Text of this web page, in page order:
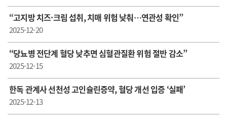
“고지방 치즈·크림 섭취, 치매 위험 낮춰…연관성 확인”
2025-12-20
“당뇨병 전단계 혈당 낮추면 심혈관질환 위험 절반 감소”
2025-12-15
한독 관계사 선천성 고인슐린증약, 혈당 개선 입증 ‘실패’
2025-12-13